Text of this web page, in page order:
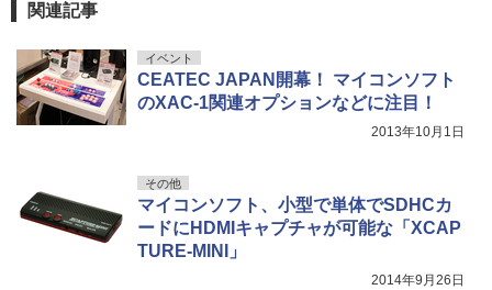
関連記事
イベント
CEATEC JAPAN開幕！ マイコンソフト
のXAC-1関連オプションなどに注目！
2013年10月1日
その他
マイコンソフト、小型で単体でSDHCカ
ードにHDMIキャプチャが可能な「XCAP
TURE-MINI」
2014年9月26日